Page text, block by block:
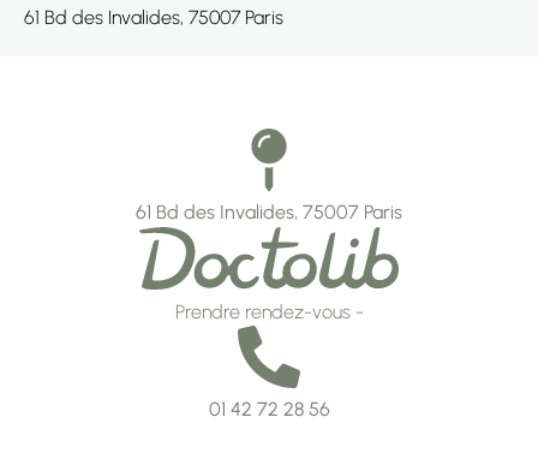
61 Bd des Invalides, 75007 Paris
61 Bd des Invalides, 75007 Paris
Prendre rendez-vous -
01 42 72 28 56